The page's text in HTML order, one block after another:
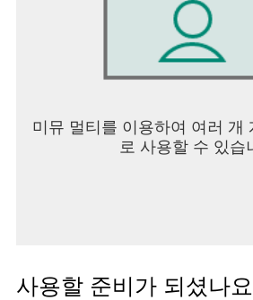
미뮤 멀티를 이용하여 여러 개
로 사용할 수 있습
사용할 준비가 되셨나